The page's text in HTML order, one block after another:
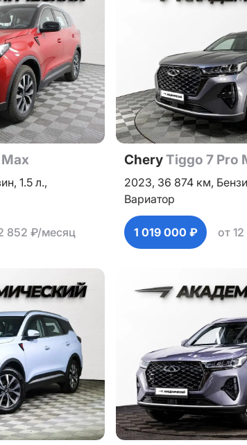
1.5 л.,
852 ₽/месяц
CheryTiggo 7 Pro
2023, 36 874 км,
Вариатор
1 019 000 ₽ от